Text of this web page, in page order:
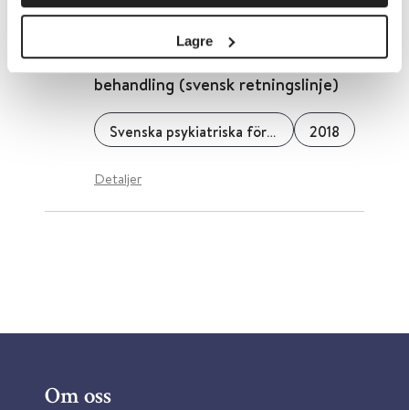
Lagre
retningslinjer for utredning og
behandling (svensk retningslinje)
Svenska psykiatriska föreningen 2018
Detaljer
Om oss